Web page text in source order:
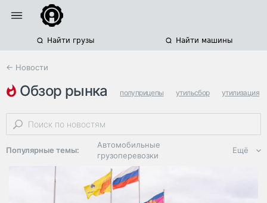
Найти грузы Найти машины
← Новости
обзор рынка полуприцепы утильсбор утилизация
Популярные темы:
Автомобильные
грузоперевозки
Региональная
логистика
Ещё